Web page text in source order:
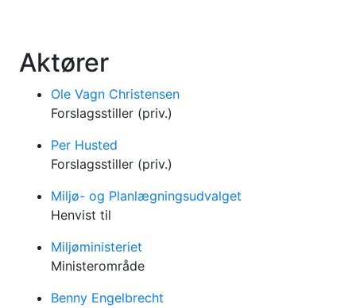
Aktører
Ole Vagn Christensen
Forslagsstiller (priv.)
Per Husted
Forslagsstiller (priv.)
Miljø- og Planlægningsudvalget
Henvist til
Miljøministeriet
Ministerområde
Benny Engelbrecht